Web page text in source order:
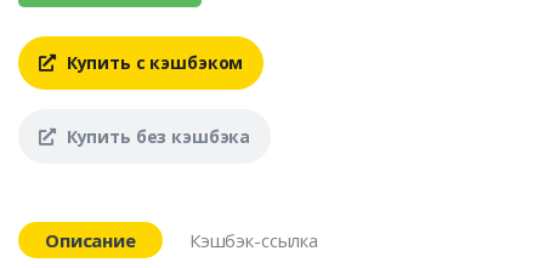
Купить с кэшбэком
Купить без кэшбэка
Описание
Кэшбэк-ссылка